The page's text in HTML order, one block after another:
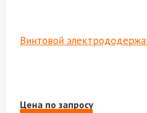
Винтовой
Цена по запросу